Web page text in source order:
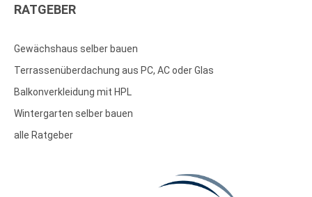
RATGEBER
Gewächshaus selber bauen
Terrassenüberdachung aus PC, AC oder Glas
Balkonverkleidung mit HPL
Wintergarten selber bauen
alle Ratgeber